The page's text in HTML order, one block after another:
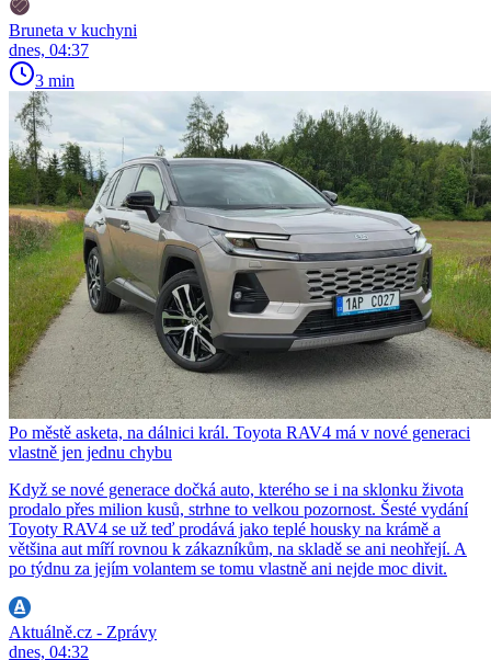
Bruneta v kuchyni
dnes, 04:37
3 min
Po městě asketa, na dálnici král. Toyota RAV4 má v nové generaci
vlastně jen jednu chybu
Když se nové generace dočká auto, kterého se i na sklonku života
prodalo přes milion kusů, strhne to velkou pozornost. Šesté vydání
Toyoty RAV4 se už teď prodává jako teplé housky na krámě a
většina aut míří rovnou k zákazníkům, na skladě se ani neohřejí. A
po týdnu za jejím volantem se tomu vlastně ani nejde moc divit.
Aktuálně.cz - Zprávy
dnes, 04:32